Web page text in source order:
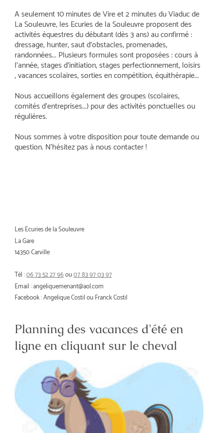
A seulement 10 minutes de Vire et 2 minutes du Viaduc de
La Souleuvre, les Ecuries de la Souleuvre proposent des
activités équestres du débutant (dès 3 ans) au confirmé :
dressage, hunter, saut d'obstacles, promenades,
randonnées... Plusieurs formules sont proposées : cours à
l'année, stages d'initiation, stages perfectionnement, loisirs
, vacances scolaires, sorties en compétition, équithérapie...
Nous accueillons également des groupes (scolaires,
comités d'entreprises...) pour des activités ponctuelles ou
régulières.
Nous sommes à votre disposition pour toute demande ou
question. N'hésitez pas à nous contacter !
Les Ecuries de la Souleuvre
La Gare
14350 Carville
Tél :06 73 52 27 96ou07 83 97 03 97
Email :angeliquemenant@aol.com
Facebook : Angelique Costil ou Franck Costil
Planning des vacances d'été en
ligne en cliquant sur le cheval